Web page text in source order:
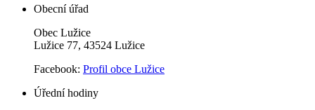
Obecní úřad
Obec Lužice
Lužice 77, 43524 Lužice
Facebook: Profil obce Lužice
Úřední hodiny